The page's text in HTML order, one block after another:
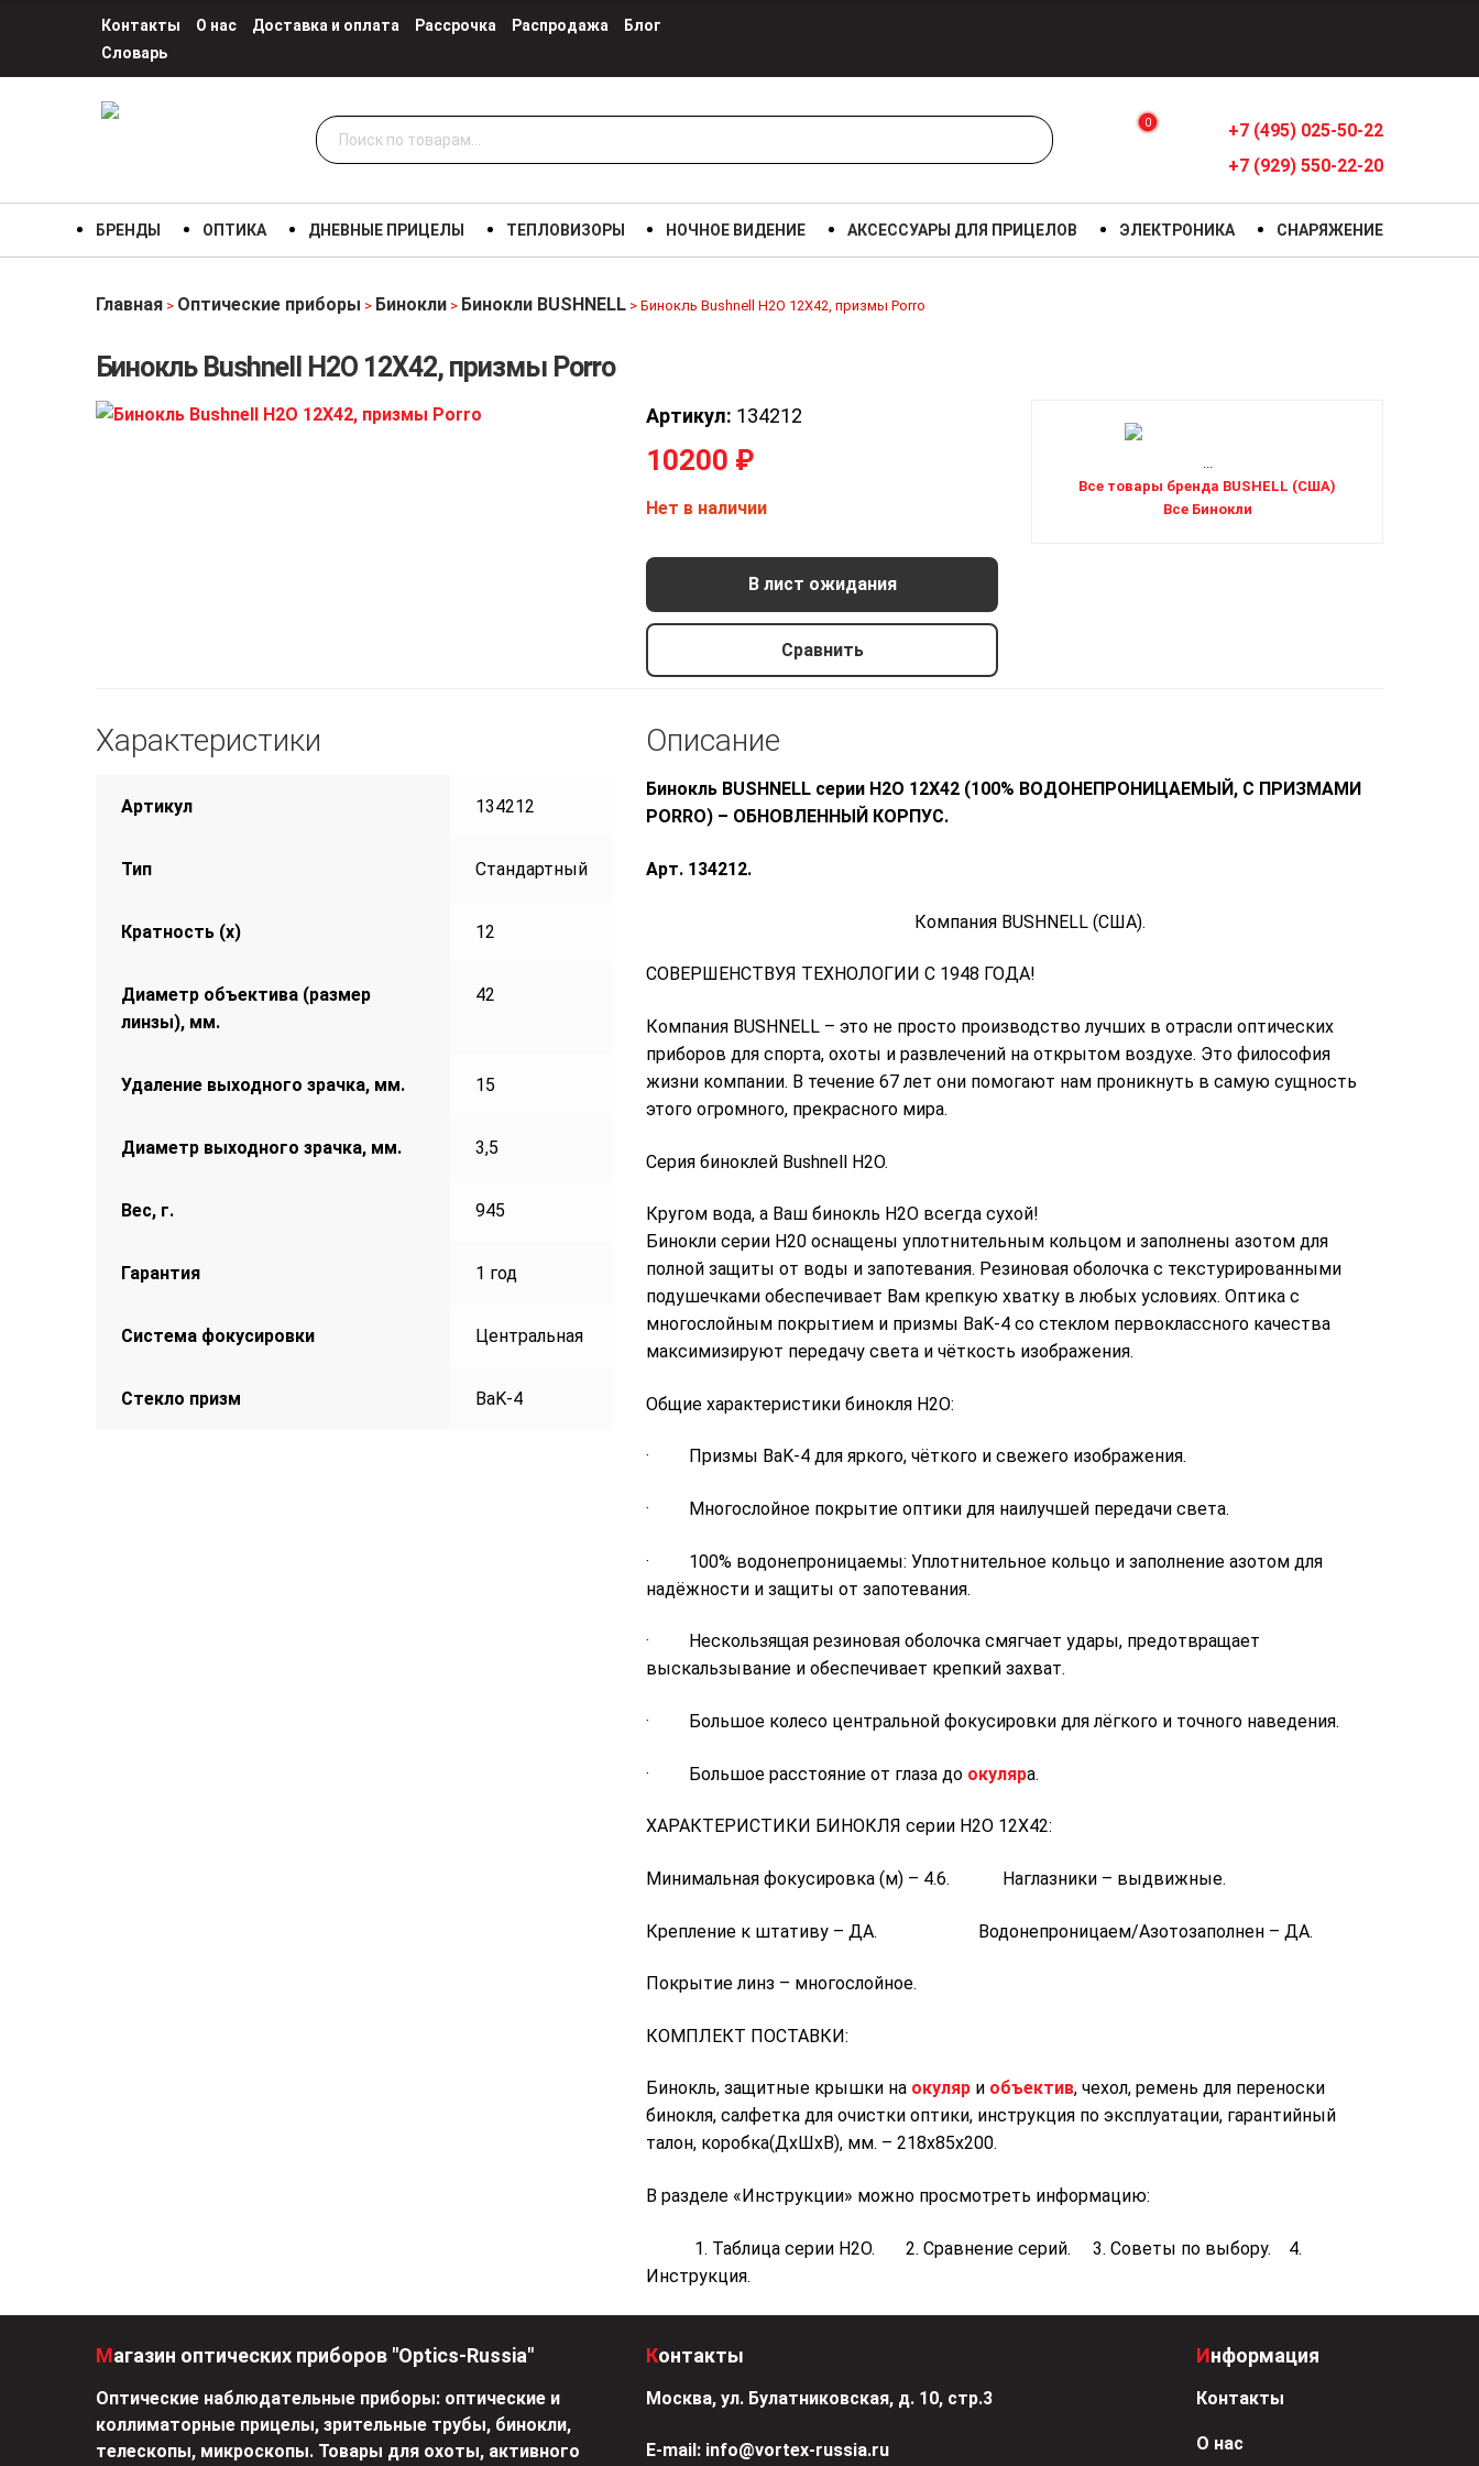
Контакты О нас Доставка и оплата Рассрочка Распродажа
Блог
Словарь
Искать: 0
+7 (495) 025-50-22
+7 (929) 550-22-20
БРЕНДЫ ОПТИКА ДНЕВНЫЕ ПРИЦЕЛЫ ТЕПЛОВИЗОРЫ НОЧНОЕ ВИДЕНИЕ АКСЕССУАРЫ ДЛЯ ПРИЦЕЛОВ ЭЛЕКТРОНИКА СНАРЯЖЕНИЕ
Главная > Оптические приборы > Бинокли > Бинокли BUSHNELL > Бинокль Bushnell H2O 12X42, призмы Porro
Бинокль Bushnell H2O 12X42, призмы Porro
Артикул: 134212
10200 ₽
Нет в наличии
В лист ожидания
Сравнить
...
Все товары бренда BUSHELL (США)
Все Бинокли
Бинокль Bushnell H2O 12X42, призмы
10200 р.
Характеристики
Артикул 134212
Тип Стандартный
Кратность (х) 12
Диаметр объектива (размер
линзы), мм.
42
Удаление выходного зрачка, мм. 15
Диаметр выходного зрачка, мм. 3,5
Вес, г. 945
Гарантия 1 год
Система фокусировки Центральная
Стекло призм BaK-4
Описание
Бинокль BUSHNELL серии H2O 12X42 (100% ВОДОНЕПРОНИЦАЕМЫЙ, С ПРИЗМАМИ
PORRO) – ОБНОВЛЕННЫЙ КОРПУС.
Арт. 134212.
Компания BUSHNELL (США).
СОВЕРШЕНСТВУЯ ТЕХНОЛОГИИ С 1948 ГОДА!
Компания BUSHNELL – это не просто производство лучших в отрасли оптических
приборов для спорта, охоты и развлечений на открытом воздухе. Это философия
жизни компании. В течение 67 лет они помогают нам проникнуть в самую сущность
этого огромного, прекрасного мира.
Серия биноклей Bushnell H2O.
Кругом вода, а Ваш бинокль H2O всегда сухой!
Бинокли серии H20 оснащены уплотнительным кольцом и заполнены азотом для
полной защиты от воды и запотевания. Резиновая оболочка с текстурированными
подушечками обеспечивает Вам крепкую хватку в любых условиях. Оптика с
многослойным покрытием и призмы BaK-4 со стеклом первоклассного качества
максимизируют передачу света и чёткость изображения.
Общие характеристики бинокля H2O:
· Призмы BaK-4 для яркого, чёткого и свежего изображения.
· Многослойное покрытие оптики для наилучшей передачи света.
· 100% водонепроницаемы: Уплотнительное кольцо и заполнение азотом для
надёжности и защиты от запотевания.
· Нескользящая резиновая оболочка смягчает удары, предотвращает
выскальзывание и обеспечивает крепкий захват.
· Большое колесо центральной фокусировки для лёгкого и точного наведения.
· Большое расстояние от глаза до окуляра.
ХАРАКТЕРИСТИКИ БИНОКЛЯ серии H2O 12X42:
Минимальная фокусировка (м) – 4.6. Наглазники – выдвижные.
Крепление к штативу – ДА. Водонепроницаем/Азотозаполнен – ДА.
Покрытие линз – многослойное.
КОМПЛЕКТ ПОСТАВКИ:
Бинокль, защитные крышки на окуляр и объектив, чехол, ремень для переноски
бинокля, салфетка для очистки оптики, инструкция по эксплуатации, гарантийный
талон, коробка(ДхШхВ), мм. – 218х85х200.
В разделе «Инструкции» можно просмотреть информацию:
1. Таблица серии Н2О. 2. Сравнение серий. 3. Советы по выбору. 4.
Инструкция.
Магазин оптических приборов "Optics-Russia"
Оптические наблюдательные приборы: оптические и
коллиматорные прицелы, зрительные трубы, бинокли,
телескопы, микроскопы. Товары для охоты, активного
Контакты
Москва, ул. Булатниковская, д. 10, стр.3
Е-mail: info@vortex-russia.ru
Информация
Контакты
О нас